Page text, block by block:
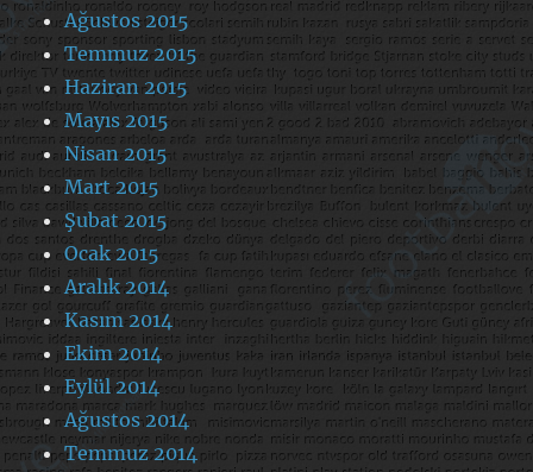
Ağustos 2015
Temmuz 2015
Haziran 2015
Mayıs 2015
Nisan 2015
Mart 2015
Şubat 2015
Ocak 2015
Aralık 2014
Kasım 2014
Ekim 2014
Eylül 2014
Ağustos 2014
Temmuz 2014